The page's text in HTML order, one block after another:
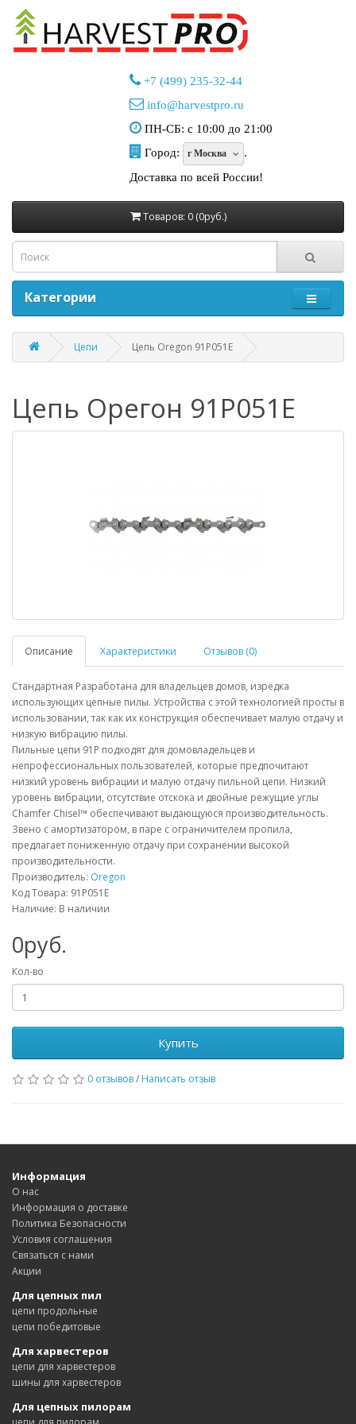
+7 (499) 235-32-44
info@harvestpro.ru
ПН-СБ: с 10:00 до 21:00
Город:
г Москва
.
Доставка по всей России!
Товаров: 0 (0руб.)
Категории
Цепи Цепь Oregon 91P051E
Цепь Орегон 91P051E
Описание Характеристики Отзывов (0)
Стандартная Разработана для владельцев домов, изредка
использующих цепные пилы. Устройства с этой технологией просты в
использовании, так как их конструкция обеспечивает малую отдачу и
низкую вибрацию пилы.
Пильные цепи 91P подходят для домовладельцев и
непрофессиональных пользователей, которые предпочитают
низкий уровень вибрации и малую отдачу пильной цепи. Низкий
уровень вибрации, отсутствие отскока и двойные режущие углы
Chamfer Chisel™ обеспечивают выдающуюся производительность.
Звено с амортизатором, в паре с ограничителем пропила,
предлагает пониженную отдачу при сохранении высокой
производительности.
Производитель: Oregon
Код Товара: 91P051E
Наличие: В наличии
0руб.
Кол-во
Купить
0 отзывов/ Написать отзыв
Информация
О нас
Информация о доставке
Политика Безопасности
Условия соглашения
Связаться с нами
Акции
Для цепных пил
цепи продольные
цепи победитовые
Для харвестеров
цепи для харвестеров
шины для харвестеров
Для цепных пилорам